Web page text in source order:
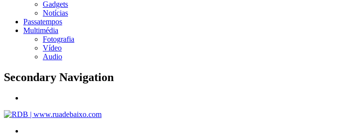
Gadgets
Notícias
Passatempos
Multimédia
Fotografia
Vídeo
Audio
Secondary Navigation